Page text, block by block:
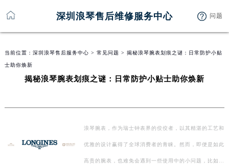
深圳浪琴售后维修服务中心 问题
当前位置： 深圳浪琴售后服务中心 > 常见问题 > 揭秘浪琴腕表划痕之谜：日常防护小贴
士助你焕新
揭秘浪琴腕表划痕之谜：日常防护小贴士助你焕新
浪琴腕表，作为瑞士钟表界的佼佼者，以其精湛的工艺和
优雅的设计赢得了全球消费者的青睐。然而，即便是如此
高贵的腕表，也难免会遇到一些使用中的小问题，比如表